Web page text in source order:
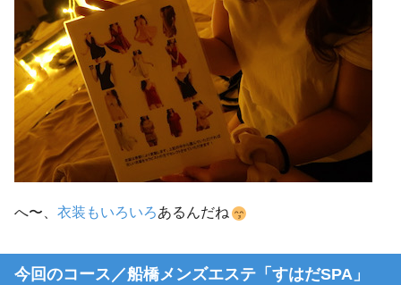
へ〜、 衣装もいろいろあるんだね
今回のコース／船橋メンズエステ「すはだSPA」